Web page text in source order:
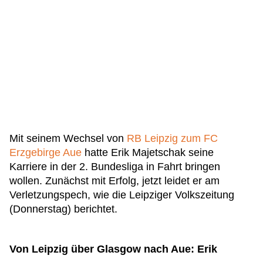
Mit seinem Wechsel von RB Leipzig zum FC
Erzgebirge Aue hatte Erik Majetschak seine
Karriere in der 2. Bundesliga in Fahrt bringen
wollen. Zunächst mit Erfolg, jetzt leidet er am
Verletzungspech, wie die Leipziger Volkszeitung
(Donnerstag) berichtet.
Von Leipzig über Glasgow nach Aue: Erik